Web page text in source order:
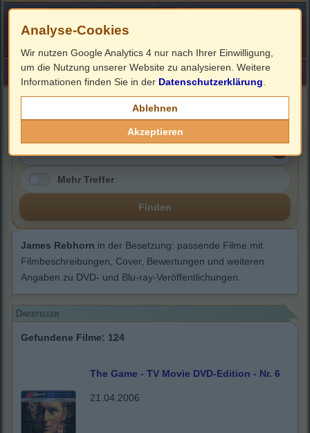
HOME ImpressumLinks
James Rebhorn
Mehr Treffer
Finden
James Rebhorn in der Besetzung: passende Filme mit
Filmbeschreibungen, Cover, Bewertungen und weiteren
Angaben zu DVD- und Blu-ray-Veröffentlichungen.
Darsteller
Gefundene Filme: 124
The Game - TV Movie DVD-Edition - Nr. 6
21.04.2006
Analyse-Cookies
Wir nutzen Google Analytics 4 nur nach Ihrer Einwilligung,
um die Nutzung unserer Website zu analysieren. Weitere
Informationen finden Sie in der Datenschutzerklärung
Ablehnen
Akzeptieren